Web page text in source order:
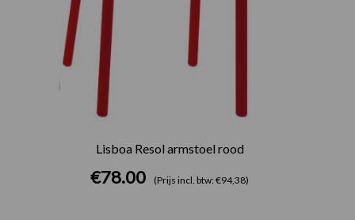
Lisboa Resol armstoel rood
€78.00 (Prijs incl. btw: €94,38)